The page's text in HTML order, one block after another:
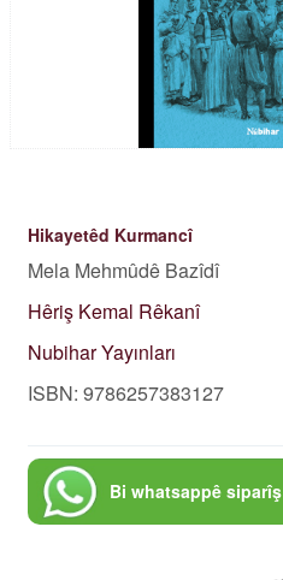
Hikayetêd Kurmancî
Mela Mehmûdê‌ Bazîdî
Hêriş Kemal Rêkanî
Nubihar Yayınları
ISBN: 9786257383127
Bi whatsappê siparîş